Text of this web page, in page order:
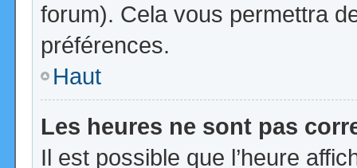
forum). Cela vous permettra
préférences.
Haut
Les heures ne sont pas
Il est possible que l’heure